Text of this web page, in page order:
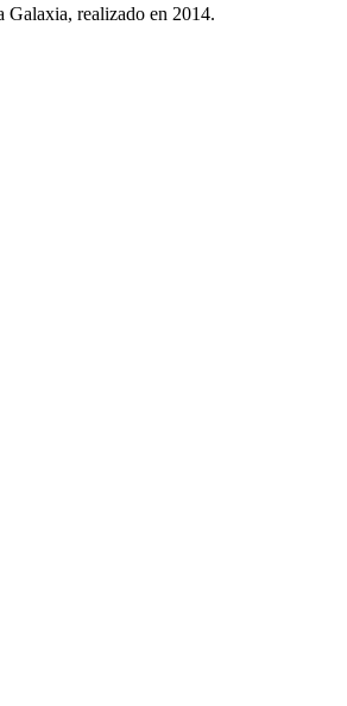
realizado en 2014.